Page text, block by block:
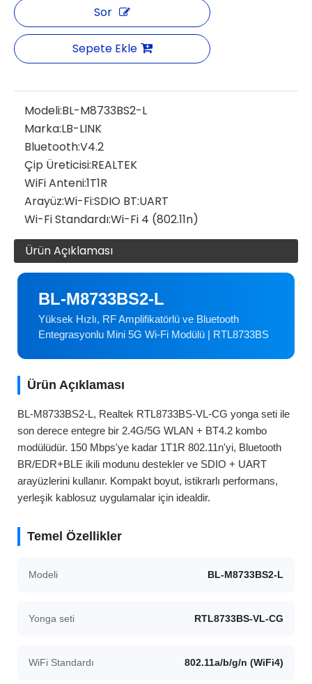
Sor
Sepete Ekle
Modeli:BL-M8733BS2-L
Marka:LB-LINK
Bluetooth:V4.2
Çip Üreticisi:REALTEK
WiFi Anteni:1T1R
Arayüz:Wi-Fi:SDIO BT:UART
Wi-Fi Standardı:Wi-Fi 4 (802.11n)
Ürün Açıklaması
BL-M8733BS2-L
Yüksek Hızlı, RF Amplifikatörlü ve Bluetooth
Entegrasyonlu Mini 5G Wi-Fi Modülü | RTL8733BS
Ürün Açıklaması
BL-M8733BS2-L, Realtek RTL8733BS-VL-CG yonga seti ile
son derece entegre bir 2.4G/5G WLAN + BT4.2 kombo
modülüdür. 150 Mbps'ye kadar 1T1R 802.11n'yi, Bluetooth
BR/EDR+BLE ikili modunu destekler ve SDIO + UART
arayüzlerini kullanır. Kompakt boyut, istikrarlı performans,
yerleşik kablosuz uygulamalar için idealdir.
Temel Özellikler
Modeli BL-M8733BS2-L
Yonga seti RTL8733BS-VL-CG
WiFi Standardı 802.11a/b/g/n (WiFi4)